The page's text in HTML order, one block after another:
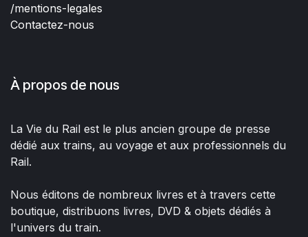
/mentions-legales
Contactez-nous
À propos de nous
La Vie du Rail est le plus ancien groupe de presse
dédié aux trains, au voyage et aux professionnels du
Rail.
Nous éditons de nombreux livres et à travers cette
boutique, distribuons livres, DVD & objets dédiés à
l'univers du train.